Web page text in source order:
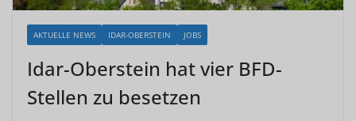
AKTUELLE NEWS IDAR-OBERSTEIN JOBS
Idar-Oberstein hat vier BFD-
Stellen zu besetzen